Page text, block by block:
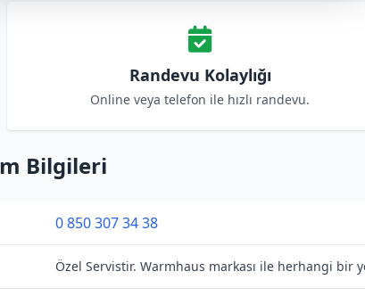
Randevu Kolaylığı
Online veya telefon ile hızlı randevu.
Bilgileri
0 850 307 34 38
Özel Servistir. Warmhaus markası ile herhangi bir